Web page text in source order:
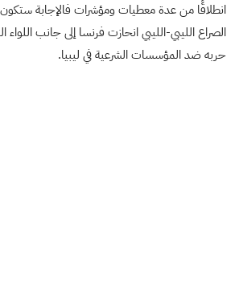
انطلاقًا من عدة معطيات ومؤشرات فالإجابة ستكون
الصراع الليبي-الليبي انحازت فرنسا إلى جانب اللواء
حربه ضد المؤسسات الشرعية في ليبيا.